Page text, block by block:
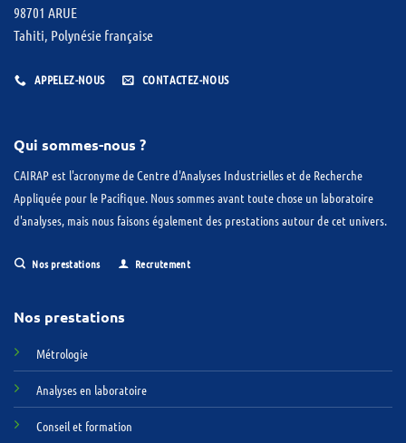
98701 ARUE
Tahiti, Polynésie française
APPELEZ-NOUS CONTACTEZ-NOUS
Qui sommes-nous ?
CAIRAP est l'acronyme de Centre d'Analyses Industrielles et de Recherche
Appliquée pour le Pacifique. Nous sommes avant toute chose un laboratoire
d'analyses, mais nous faisons également des prestations autour de cet univers.
Nos prestations Recrutement
Nos prestations
Métrologie
Analyses en laboratoire
Conseil et formation